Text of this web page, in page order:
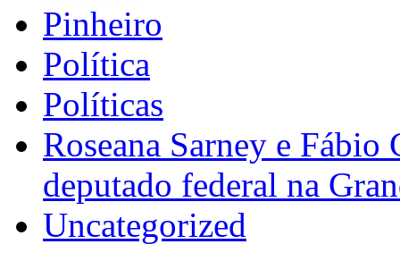
Pinheiro
Política
Políticas
Roseana Sarney e
deputado federal na
Uncategorized